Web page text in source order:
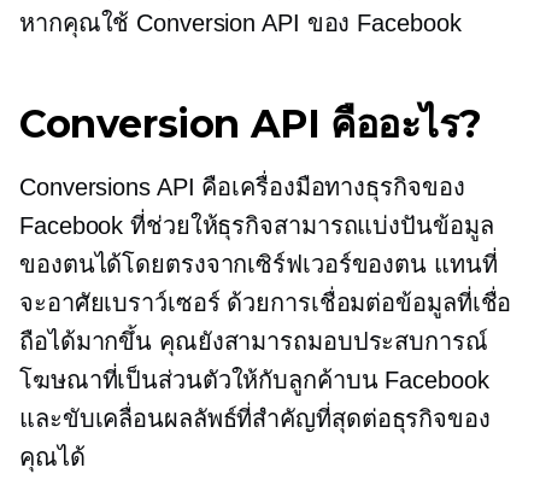
หากคุณใช้ Conversion API ของ Facebook
Conversion API คืออะไร?
Conversions API คือเครื่องมือทางธุรกิจของ
Facebook ที่ช่วยให้ธุรกิจสามารถแบ่งปันข้อมูล
ของตนได้โดยตรงจากเซิร์ฟเวอร์ของตน แทนที่
จะอาศัยเบราว์เซอร์ ด้วยการเชื่อมต่อข้อมูลที่เชื่อ
ถือได้มากขึ้น คุณยังสามารถมอบประสบการณ์
โฆษณาที่เป็นส่วนตัวให้กับลูกค้าบน Facebook
และขับเคลื่อนผลลัพธ์ที่สำคัญที่สุดต่อธุรกิจของ
คุณได้